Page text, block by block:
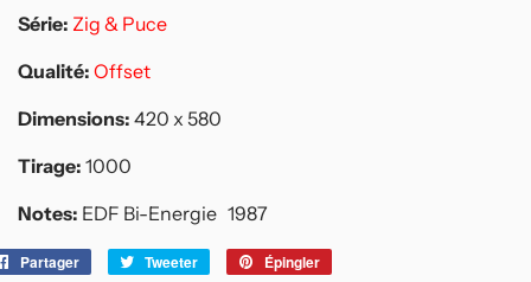
Série: Zig & Puce
Qualité: Offset
Dimensions: 420 x 580
Tirage: 1000
Notes: EDF Bi-Energie 1987
Partager
PartagerTweeter
Tweeter
Épingler